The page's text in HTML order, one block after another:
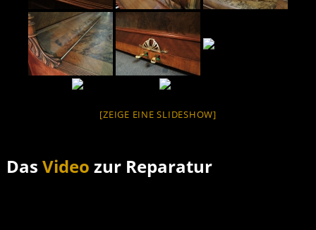
[ZEIGE EINE SLIDESHOW]
Das Video zur Reparatur